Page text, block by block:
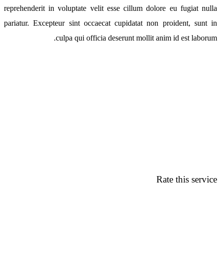
reprehenderit in voluptate velit esse cillum dolore eu fugiat nulla
pariatur. Excepteur sint occaecat cupidatat non proident, sunt in
culpa qui officia deserunt mollit anim id est laborum.
Rate this service